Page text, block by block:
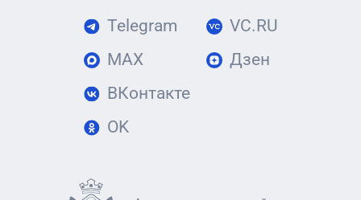
Telegram
MAX
ВКонтакте
OK
VC.RU
Дзен